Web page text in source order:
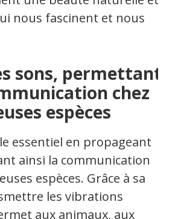
nous fascinent et nous
sons, permettant
chez
espèces
essentiel en propageant
ainsi la communication
espèces. Grâce à sa
les vibrations
aux animaux, aux